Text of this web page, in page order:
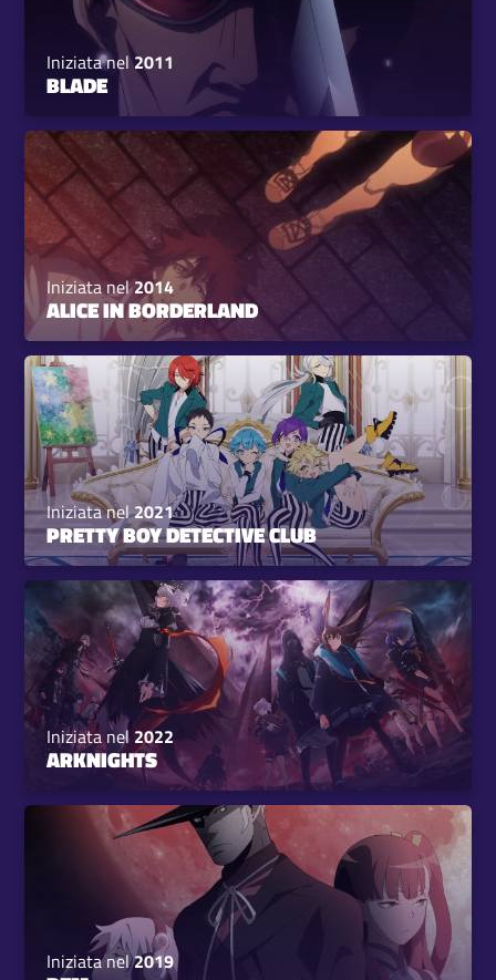
Iniziata nel2011
BLADE
Iniziata nel2014
ALICE IN BORDERLAND
Iniziata nel2021
PRETTY BOY DETECTIVE CLUB
Iniziata nel2022
ARKNIGHTS
Iniziata nel2019